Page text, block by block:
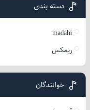
دسته بندی
madahi
ریمکس
خوانندگان